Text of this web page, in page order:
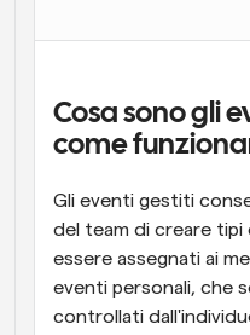
Cosa sono gli
come
Gli eventi gestiti
del team di creare
essere assegnati ai
eventi personali, che
controllati